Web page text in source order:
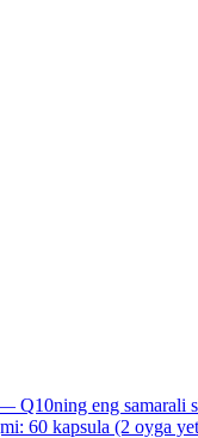
eng samarali
60 kapsula (2 oyga